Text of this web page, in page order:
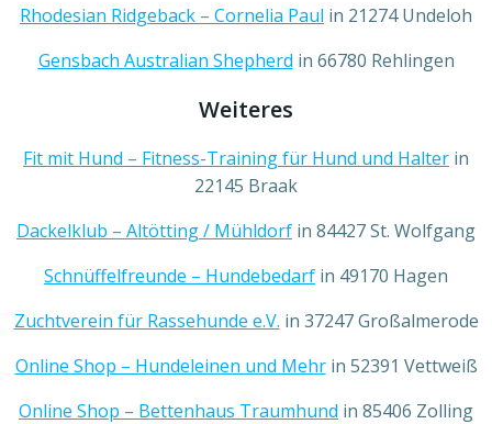
Rhodesian Ridgeback – Cornelia Paul in 21274 Undeloh
Gensbach Australian Shepherd in 66780 Rehlingen
Weiteres
Fit mit Hund – Fitness-Training für Hund und Halter in
22145 Braak
Dackelklub – Altötting / Mühldorf in 84427 St. Wolfgang
Schnüffelfreunde – Hundebedarf in 49170 Hagen
Zuchtverein für Rassehunde e.V. in 37247 Großalmerode
Online Shop – Hundeleinen und Mehrin 52391 Vettweiß
Online Shop – Bettenhaus Traumhund in 85406 Zolling